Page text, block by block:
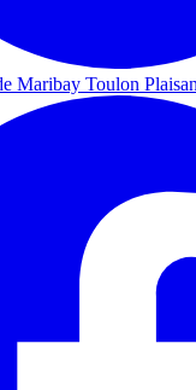
Maribay Toulon